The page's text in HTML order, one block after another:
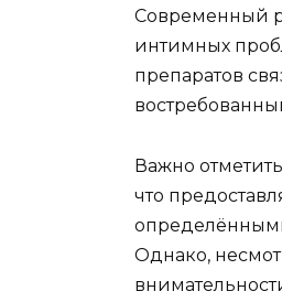
Современный
интимных
препаратов
Важно
что
Однако,